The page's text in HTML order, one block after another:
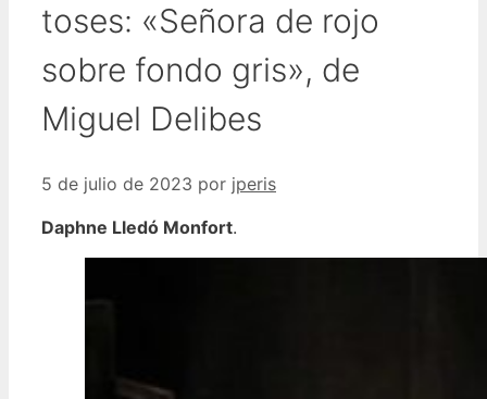
toses: «Señora de rojo
sobre fondo gris», de
Miguel Delibes
5 de julio de 2023 por jperis
Daphne Lledó Monfort.